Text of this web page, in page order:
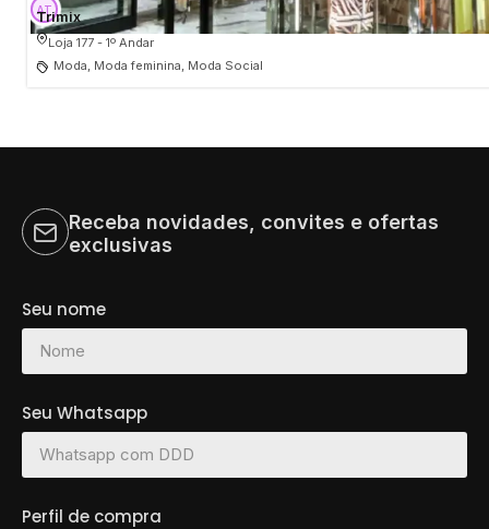
Trimix
Loja 177 - 1º Andar
Moda, Moda feminina, Moda Social
Receba novidades, convites e ofertas
exclusivas
Seu nome
Seu Whatsapp
Perfil de compra